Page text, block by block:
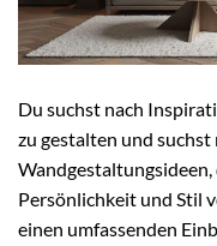
Du suchst nach
zu gestalten und suchst
Persönlichkeit und Stil
einen umfassenden